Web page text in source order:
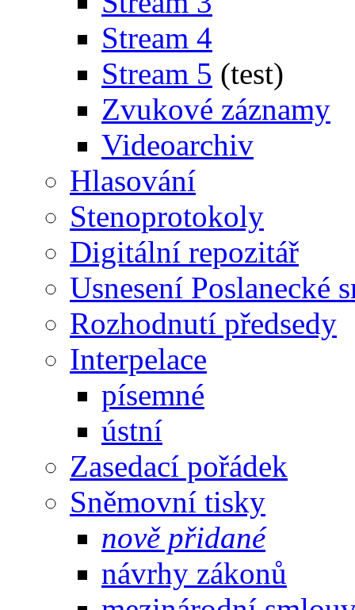
Stream 4
Stream 5 (test)
Zvukové záznamy
Videoarchiv
Hlasování
Stenoprotokoly
Digitální repozitář
Usnesení Poslanecké
Rozhodnutí předsedy
Interpelace
písemné
ústní
Zasedací pořádek
Sněmovní tisky
nově přidané
návrhy zákonů